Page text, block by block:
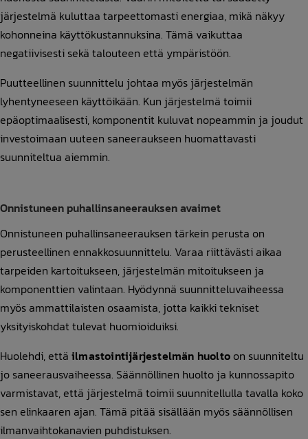
järjestelmä kuluttaa tarpeettomasti energiaa, mikä näkyy
kohonneina käyttökustannuksina. Tämä vaikuttaa
negatiivisesti sekä talouteen että ympäristöön.
Puutteellinen suunnittelu johtaa myös järjestelmän
lyhentyneeseen käyttöikään. Kun järjestelmä toimii
epäoptimaalisesti, komponentit kuluvat nopeammin ja joudut
investoimaan uuteen saneeraukseen huomattavasti
suunniteltua aiemmin.
Onnistuneen puhallinsaneerauksen avaimet
Onnistuneen puhallinsaneerauksen tärkein perusta on
perusteellinen ennakkosuunnittelu. Varaa riittävästi aikaa
tarpeiden kartoitukseen, järjestelmän mitoitukseen ja
komponenttien valintaan. Hyödynnä suunnitteluvaiheessa
myös ammattilaisten osaamista, jotta kaikki tekniset
yksityiskohdat tulevat huomioiduiksi.
Huolehdi, että ilmastointijärjestelmän huolto on suunniteltu
jo saneerausvaiheessa. Säännöllinen huolto ja kunnossapito
varmistavat, että järjestelmä toimii suunnitellulla tavalla koko
sen elinkaaren ajan. Tämä pitää sisällään myös säännöllisen
ilmanvaihtokanavien puhdistuksen.